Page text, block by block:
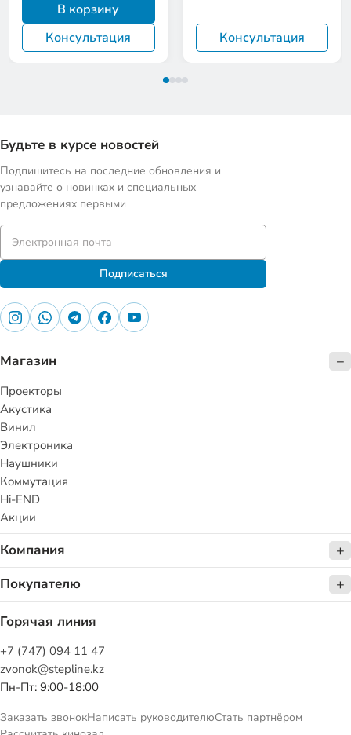
В корзину
Консультация
Консультация
Будьте в курсе новостей
Подпишитесь на последние обновления и
узнавайте о новинках и специальных
предложениях первыми
Подписаться
Магазин
Проекторы
Акустика
Винил
Электроника
Наушники
Коммутация
Hi-END
Акции
Компания
Покупателю
Горячая линия
+7 (747) 094 11 47
zvonok@stepline.kz
Пн-Пт: 9:00-18:00
Заказать звонокНаписать руководителюСтать партнёром